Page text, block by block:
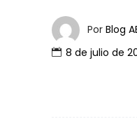
Por Blog
8 de julio de